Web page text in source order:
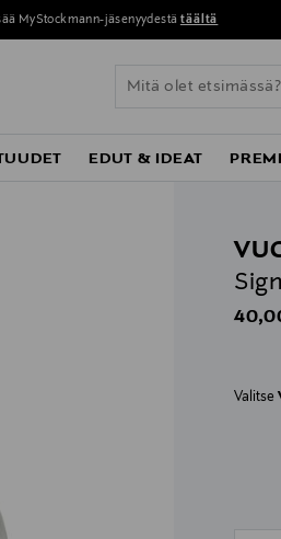
MyStockmann-jäsenyydestä täältä
EDUT & IDEAT
Valitse